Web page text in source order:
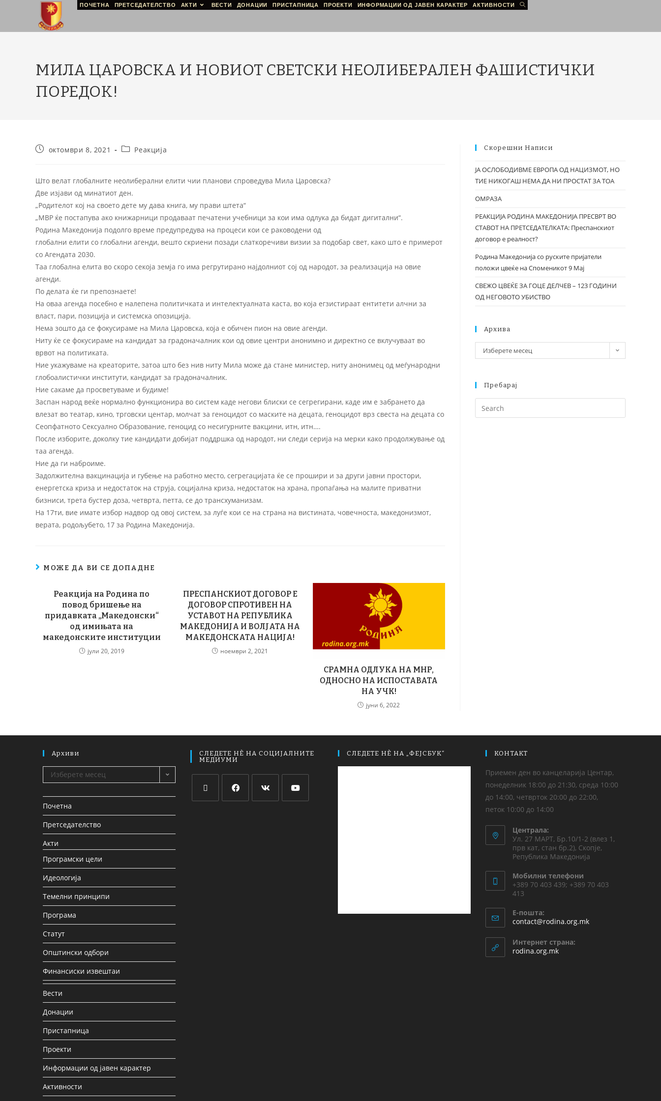
ПОЧЕТНА ПРЕТСЕДАТЕЛСТВО АКТИ ВЕСТИ ДОНАЦИИ ПРИСТАПНИЦА ПРОЕКТИ ИНФОРМАЦИИ ОД ЈАВЕН КАРАКТЕР АКТИВНОСТИ
МИЛА‌ ‌ЦАРОВСКА‌ ‌И‌ ‌НОВИОТ‌ ‌СВЕТСКИ‌ ‌НЕОЛИБЕРАЛЕН‌ ‌ФАШИСТИЧКИ‌
‌ПОРЕДОК!‌ ‌
октомври 8, 2021 Реакција
Што велат глобалните неолиберални елити чии планови спроведува Мила Царовска?
Две изјави од минатиот ден.
„Родителот кој на своето дете му дава книга, му прави штета“
„МВР ќе постапува ако книжарници продаваат печатени учебници за кои има одлука да бидат дигитални“.
Родина Македонија подолго време предупредува на процеси кои се раководени од
глобални елити со глобални агенди, вешто скриени позади слаткоречиви визии за подобар свет, како што е примерот
со Агендата 2030.
Таа глобална елита во скоро секоја земја го има регрутирано најдолниот сој од народот, за реализација на овие
агенди.
По делата ќе ги препознаете!
На оваа агенда посебно е налепена политичката и интелектуалната каста, во која егзистираат ентитети алчни за
власт, пари, позиција и системска опозиција.
Нема зошто да се фокусираме на Мила Царовска, која е обичен пион на овие агенди.
Ниту ќе се фокусираме на кандидат за градоначалник кои од овие центри анонимно и директно се вклучуваат во
врвот на политиката.
Ние укажуваме на креаторите, затоа што без нив ниту Мила може да стане министер, ниту анонимец од меѓународни
глобоалистички институти, кандидат за градоначалник.
Ние сакаме да просветуваме и будиме!
Заспан народ веќе нормално функционира во систем каде негови блиски се сегрегирани, каде им е забрането да
влезат во театар, кино, трговски центар, молчат за геноцидот со маските на децата, геноцидот врз свеста на децата со
Сеопфатното Сексуално Образование, геноцид со несигурните вакцини, итн, итн….
После изборите, доколку тие кандидати добијат поддршка од народот, ни следи серија на мерки како продолжување од
таа агенда.
Ние да ги наброиме.
Задолжителна вакцинација и губење на работно место, сегрегацијата ќе се прошири и за други јавни простори,
енергетска криза и недостаток на струја, социјална криза, недостаток на храна, пропаѓања на малите приватни
бизниси, трета бустер доза, четврта, петта, се до трансхуманизам.
На 17ти, вие имате избор надвор од овој систем, за луѓе кои се на страна на вистината, човечноста, македонизмот,
верата, родољубето, 17 за Родина Македонија.
МОЖЕ ДА ВИ СЕ ДОПАДНЕ
Реакција на Родина по
повод бришење на
придавката „Македонски“
од имињата на
македонските институции
јули 20, 2019
ПРЕСПАНСКИОТ ДОГОВОР Е
ДОГОВОР СПРОТИВЕН НА
УСТАВОТ НА РЕПУБЛИКА
МАКЕДОНИЈА И ВОЛЈАТА НА
МАКЕДОНСКАТА НАЦИЈА!
ноември 2, 2021
СРАМНА ОДЛУКА НА МНР,
ОДНОСНО НА ИСПОСТАВАТА
НА УЧК!
јуни 6, 2022
Скорешни Написи
ЈА ОСЛОБОДИВМЕ ЕВРОПА ОД НАЦИЗМОТ, НО
ТИЕ НИКОГАШ НЕМА ДА НИ ПРОСТАТ ЗА ТОА
ОМРАЗА
РЕАКЦИЈА РОДИНА МАКЕДОНИЈА ПРЕСВРТ ВО
СТАВОТ НА ПРЕТСЕДАТЕЛКАТА: Преспанскиот
договор е реалност?
Родина Македонија со руските пријатели
положи цвеќе на Споменикот 9 Мај
СВЕЖО ЦВЕЌЕ ЗА ГОЦЕ ДЕЛЧЕВ – 123 ГОДИНИ
ОД НЕГОВОТО УБИСТВО
Архива
Изберете месец
Пребарај
Архиви
Изберете месец
Почетна
Претседателство
Акти
Програмски цели
Идеологија
Темелни принципи
Програма
Статут
Општински одбори
Финансиски извештаи
Вести
Донации
Пристапница
Проекти
Информации од јавен карактер
Активности
СЛЕДЕТЕ НЀ НА СОЦИЈАЛНИТЕ
МЕДИУМИ
СЛЕДЕТЕ НЀ НА „ФЕЈСБУК“ КОНТАКТ
Приемен ден во канцеларија Центар,
понеделник 18:00 до 21:30, среда 10:00
до 14:00, четврток 20:00 до 22:00,
петок 10:00 до 14:00
Централа:
Ул. 27 МАРТ, Бр.10/1-2 (влез 1,
прв кат, стан бр.2), Скопје,
Република Македонија
Мобилни телефони
+389 70 403 439; +389 70 403
413
Е-пошта:
contact@rodina.org.mk
Интернет страна:
rodina.org.mk